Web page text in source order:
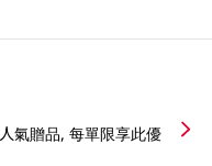
氣贈品, 每單限享此優